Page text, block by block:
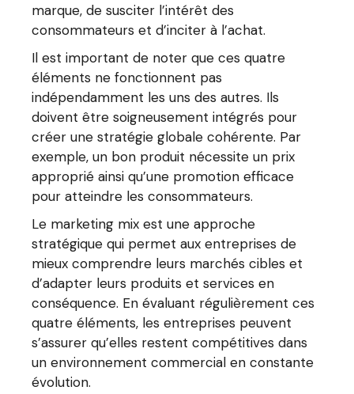
marque, de susciter l’intérêt des
consommateurs et d’inciter à l’achat.
Il est important de noter que ces quatre
éléments ne fonctionnent pas
indépendamment les uns des autres. Ils
doivent être soigneusement intégrés pour
créer une stratégie globale cohérente. Par
exemple, un bon produit nécessite un prix
approprié ainsi qu’une promotion efficace
pour atteindre les consommateurs.
Le marketing mix est une approche
stratégique qui permet aux entreprises de
mieux comprendre leurs marchés cibles et
d’adapter leurs produits et services en
conséquence. En évaluant régulièrement ces
quatre éléments, les entreprises peuvent
s’assurer qu’elles restent compétitives dans
un environnement commercial en constante
évolution.